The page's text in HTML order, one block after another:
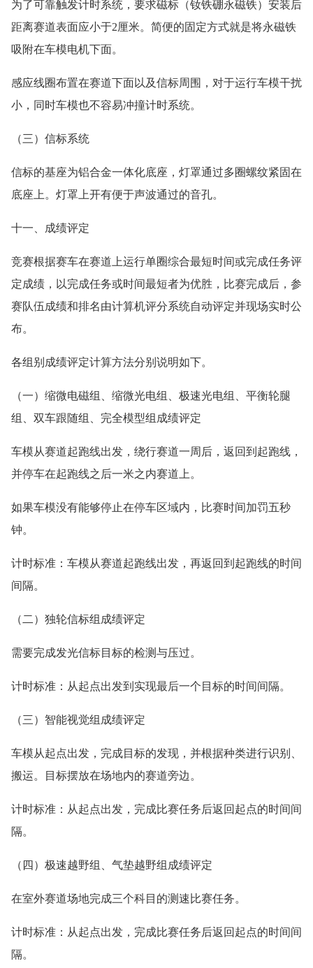
为了可靠触发计时系统，要求磁标（钕铁硼永磁铁）安装后
距离赛道表面应小于2厘米。简便的固定方式就是将永磁铁
吸附在车模电机下面。
感应线圈布置在赛道下面以及信标周围，对于运行车模干扰
小，同时车模也不容易冲撞计时系统。
（三）信标系统
信标的基座为铝合金一体化底座，灯罩通过多圈螺纹紧固在
底座上。灯罩上开有便于声波通过的音孔。
十一、成绩评定
竞赛根据赛车在赛道上运行单圈综合最短时间或完成任务评
定成绩，以完成任务或时间最短者为优胜，比赛完成后，参
赛队伍成绩和排名由计算机评分系统自动评定并现场实时公
布。
各组别成绩评定计算方法分别说明如下。
（一）缩微电磁组、缩微光电组、极速光电组、平衡轮腿
组、双车跟随组、完全模型组成绩评定
车模从赛道起跑线出发，绕行赛道一周后，返回到起跑线，
并停车在起跑线之后一米之内赛道上。
如果车模没有能够停止在停车区域内，比赛时间加罚五秒
钟。
计时标准：车模从赛道起跑线出发，再返回到起跑线的时间
间隔。
（二）独轮信标组成绩评定
需要完成发光信标目标的检测与压过。
计时标准：从起点出发到实现最后一个目标的时间间隔。
（三）智能视觉组成绩评定
车模从起点出发，完成目标的发现，并根据种类进行识别、
搬运。目标摆放在场地内的赛道旁边。
计时标准：从起点出发，完成比赛任务后返回起点的时间间
隔。
（四）极速越野组、气垫越野组成绩评定
在室外赛道场地完成三个科目的测速比赛任务。
计时标准：从起点出发，完成比赛任务后返回起点的时间间
隔。